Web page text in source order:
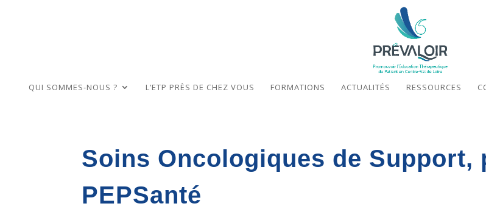
QUI SOMMES-NOUS ? L’ETP PRÈS DE CHEZ VOUS FORMATIONS ACTUALITÉS RESSOURCES
Soins Oncologiques de Support,
PEPSanté